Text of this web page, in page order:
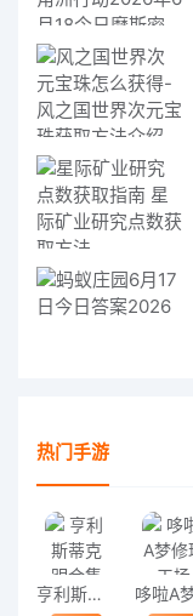
热门手游
亨利斯蒂克明合集